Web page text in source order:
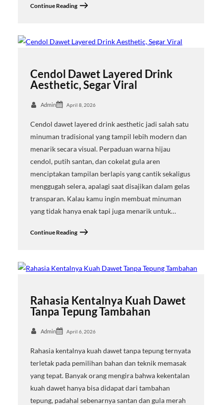
Continue Reading
Cendol Dawet Layered Drink
Aesthetic, Segar Viral
Admin April 8, 2026
Cendol dawet layered drink aesthetic jadi salah satu
minuman tradisional yang tampil lebih modern dan
menarik secara visual. Perpaduan warna hijau
cendol, putih santan, dan cokelat gula aren
menciptakan tampilan berlapis yang cantik sekaligus
menggugah selera, apalagi saat disajikan dalam gelas
transparan. Kalau kamu ingin membuat minuman
yang tidak hanya enak tapi juga menarik untuk…
Continue Reading
Rahasia Kentalnya Kuah Dawet
Tanpa Tepung Tambahan
Admin April 6, 2026
Rahasia kentalnya kuah dawet tanpa tepung ternyata
terletak pada pemilihan bahan dan teknik memasak
yang tepat. Banyak orang mengira bahwa kekentalan
kuah dawet hanya bisa didapat dari tambahan
tepung, padahal sebenarnya santan dan gula merah